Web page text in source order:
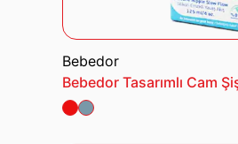
Bebedor
Bebedor Tasarımlı Cam